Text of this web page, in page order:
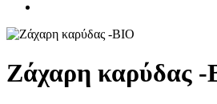
Ζάχαρη καρύδας -